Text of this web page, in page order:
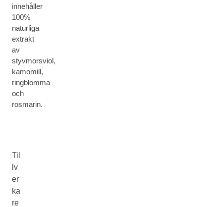
innehåller
100%
naturliga
extrakt
av
styvmorsviol,
kamomill,
ringblomma
och
rosmarin.
Til
lv
er
ka
re